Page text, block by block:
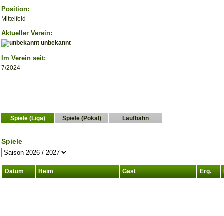
Position:
Mittelfeld
Aktueller Verein:
unbekannt
Im Verein seit:
7/2024
Spiele (Liga) Spiele (Pokal) Laufbahn
Spiele
Datum Heim Gast Erg.